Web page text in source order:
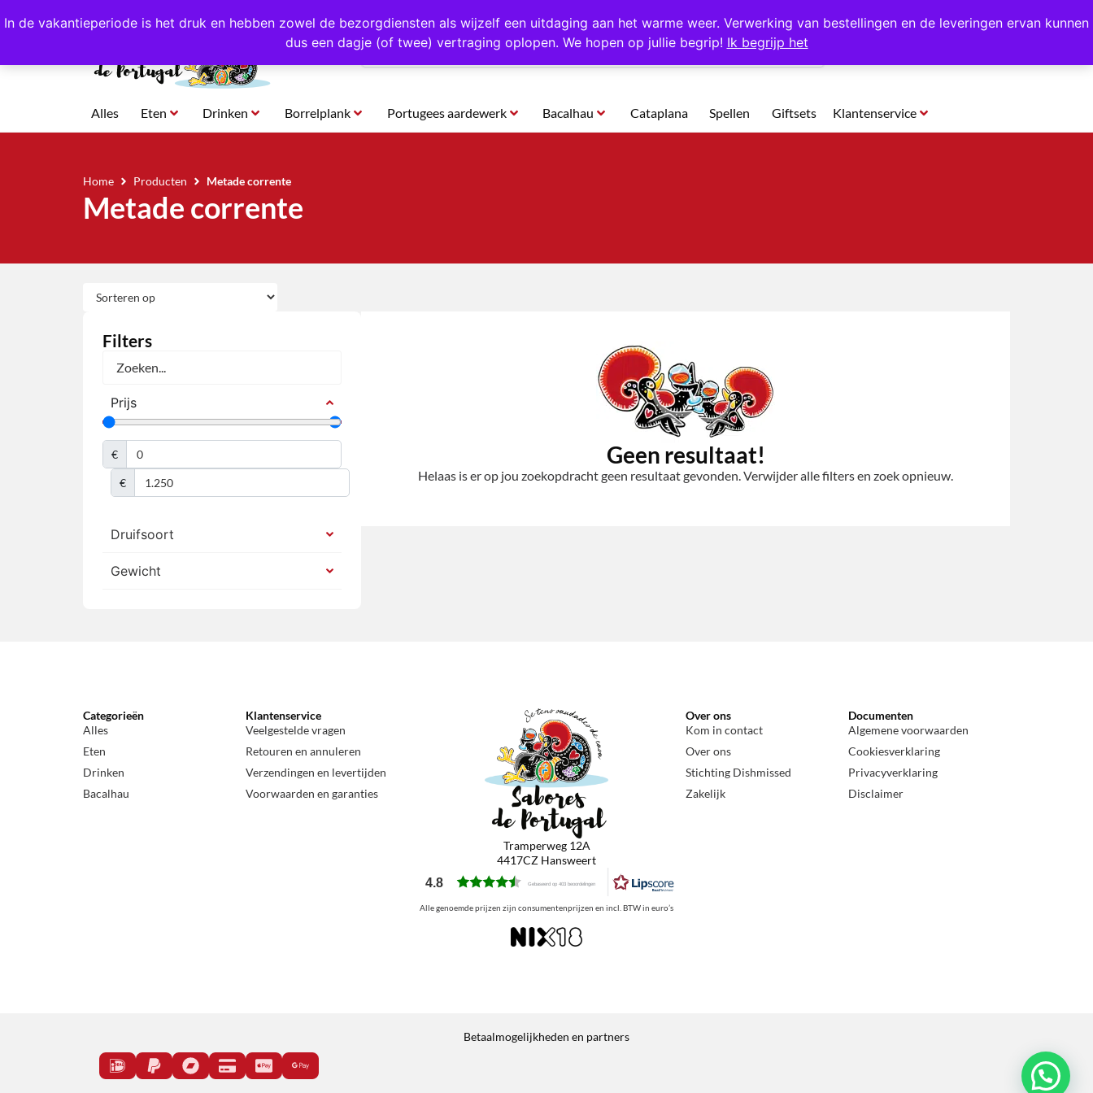
In de vakantieperiode is het druk en hebben zowel de bezorgdiensten als wijzelf een uitdaging aan het warme weer. Verwerking van bestellingen en de leveringen ervan kunnen
dus een dagje (of twee) vertraging oplopen. We hopen op jullie begrip! Ik begrijp het
4,8/5,0 sterren beoordeeld! Eigen import uit Portugal Altijd 1000 verschillende producten op voorraad Gratis op te halen in Hansweert
Alles Eten Drinken Borrelplank Portugees aardewerk Bacalhau Cataplana Spellen Giftsets Klantenservice
Home Producten Metade corrente
Metade corrente
Filters
Prijs
€
€
Druifsoort
Gewicht
Geen resultaat!
Helaas is er op jou zoekopdracht geen resultaat gevonden. Verwijder alle filters en zoek opnieuw.
Categorieën
Alles
Eten
Drinken
Bacalhau
Klantenservice
Veelgestelde vragen
Retouren en annuleren
Verzendingen en levertijden
Voorwaarden en garanties
Tramperweg 12A
4417CZ Hansweert
4.8 Gebaseerd op 403 beoordelingen
Alle genoemde prijzen zijn consumentenprijzen en incl. BTW in euro’s
Over ons
Kom in contact
Over ons
Stichting Dishmissed
Zakelijk
Documenten
Algemene voorwaarden
Cookiesverklaring
Privacyverklaring
Disclaimer
Betaalmogelijkheden en partners